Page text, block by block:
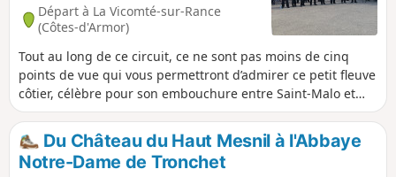
Départ à La Vicomté-sur-Rance
(Côtes-d'Armor)
Tout au long de ce circuit, ce ne sont pas moins de cinq
points de vue qui vous permettront d’admirer ce petit fleuve
côtier, célèbre pour son embouchure entre Saint-Malo et
Dinard grâce au barrage de l’usine marémotrice. Après
l'avoir longé d'abord en eau douce puis en eau salée, vous
finirez votre circuit en empruntant des chemins creux qui
vous conduiront à un monument cinq fois millénaire.
Du Château du Haut Mesnil à l'Abbaye
Notre-Dame de Tronchet